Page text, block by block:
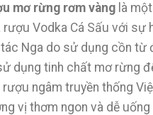
mơ rừng rơm vànglà một
rượu Vodka Cá Sấu với sự
Nga do sử dụng cồn từ
dụng tinh chất mơ rừng
rượu ngâm truyền thống
vị thơm ngon và dễ